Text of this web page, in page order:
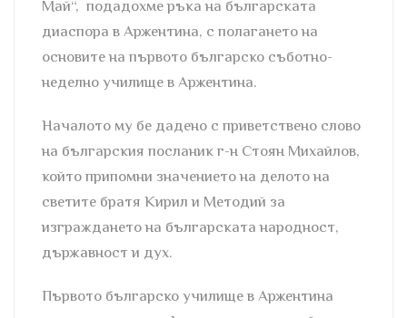
Май“, подадохме ръка на българската
диаспора в Аржентина, с полагането на
основите на първото българско съботно-
неделно училище в Аржентина.
Началото му бе дадено с приветствено слово
на българския посланик г-н Стоян Михайлов,
който припомни значението на делото на
светите братя Кирил и Методий за
изграждането на българската народност,
държавност и дух.
Първото българско училище в Аржентина